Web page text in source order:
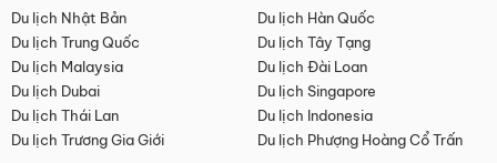
Du lịch Nhật Bản
Du lịch Hàn Quốc
Du lịch Trung Quốc
Du lịch Tây Tạng
Du lịch Malaysia
Du lịch Đài Loan
Du lịch Dubai
Du lịch Singapore
Du lịch Thái Lan
Du lịch Indonesia
Du lịch Trương Gia Giới
Du lịch Phượng Hoàng Cổ Trấn